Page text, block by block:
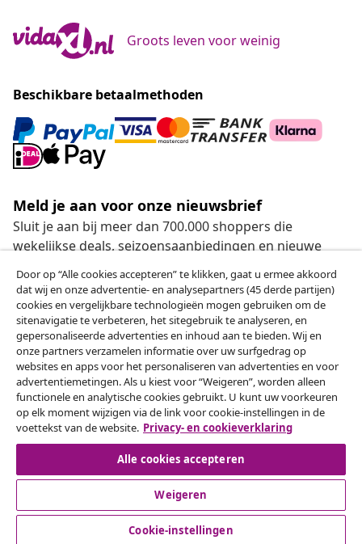
Groots leven voor weinig
Beschikbare betaalmethoden
Meld je aan voor onze nieuwsbrief
Sluit je aan bij meer dan 700.000 shoppers die
wekelijkse deals, seizoensaanbiedingen en nieuwe
Onze sociale media
Herroeping van de overeenkomst
Een annulering voor je bestelling indienen
Herroeping van de overeenkomst
Klantenservice
Door op “Alle cookies accepteren” te klikken, gaat u ermee akkoord
dat wij en onze advertentie- en analysepartners (45 derde partijen)
cookies en vergelijkbare technologieën mogen gebruiken om de
sitenavigatie te verbeteren, het sitegebruik te analyseren, en
gepersonaliseerde advertenties en inhoud aan te bieden. Wij en
onze partners verzamelen informatie over uw surfgedrag op
websites en apps voor het personaliseren van advertenties en voor
advertentiemetingen. Als u kiest voor “Weigeren”, worden alleen
functionele en analytische cookies gebruikt. U kunt uw voorkeuren
op elk moment wijzigen via de link voor cookie-instellingen in de
voettekst van de website. Privacy- en cookieverklaring
Alle cookies accepteren
Weigeren
Cookie-instellingen